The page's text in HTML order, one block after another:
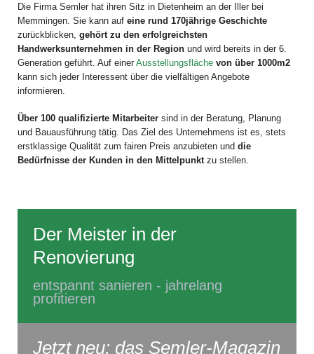
Die Firma Semler hat ihren Sitz in Dietenheim an der Iller bei
Memmingen. Sie kann auf eine rund 170jährige Geschichte
zurückblicken, gehört zu den erfolgreichsten
Handwerksunternehmen in der Regionund wird bereits in der 6.
Generation geführt. Auf einer Ausstellungsfläche von über 1000m2
kann sich jeder Interessent über die vielfältigen Angebote
informieren.
Über 100 qualifizierte Mitarbeitersind in der Beratung, Planung
und Bauausführung tätig. Das Ziel des Unternehmens ist es, stets
erstklassige Qualität zum fairen Preis anzubieten und die
Bedürfnisse der Kunden in den Mittelpunktzu stellen.
Der Meister in der
Renovierung
entspannt sanieren - jahrelang
profitieren
Jetzt neu: das Semler-Magazin